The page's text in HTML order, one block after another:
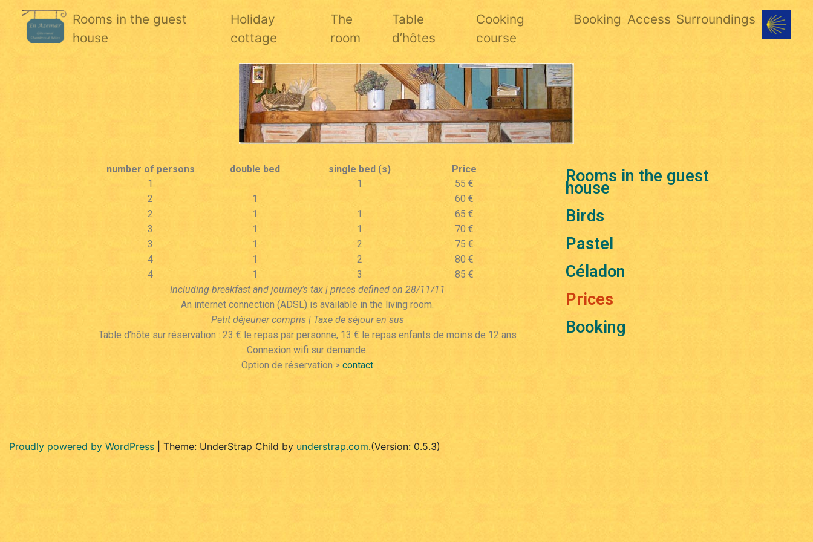
Rooms in the guest
house
Holiday
cottage
The
room
Table
d’hôtes
Cooking
course
Booking Access Surroundings
number of persons double bed single bed (s)
Price
1
1
55 €
2
1
60 €
2
1 1
65 €
3
1 1
70 €
3
1 2
75 €
4
1 2
80 €
4
1 3
85 €
Including breakfast and journey’s tax | prices defined on 28/11/11
An internet connection (ADSL) is available in the living room.
Petit déjeuner compris | Taxe de séjour en sus
Table d’hôte sur réservation : 23 € le repas par personne, 13 € le repas enfants de moins de 12 ans
Connexion wifi sur demande.
Option de réservation >contact
Rooms in the guest
house
Birds
Pastel
Céladon
Prices
Booking
Proudly powered by WordPress Theme: UnderStrap Child by understrap.com.(Version: 0.5.3)